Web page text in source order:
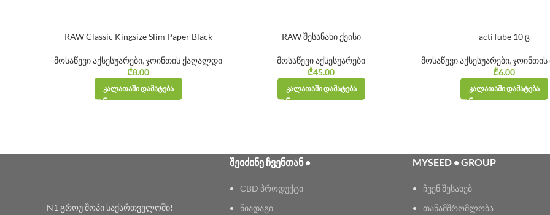
RAW Classic Kingsize Slim Paper Black
მოსაწევი აქსესუარები, ჯოინთის ქაღალდი
₾8.00
ᲙᲐᲚᲐᲗᲐᲨᲘ ᲓᲐᲛᲐᲢᲔᲑᲐ
RAW შესანახი ქეისი
მოსაწევი აქსესუარები
₾45.00
ᲙᲐᲚᲐᲗᲐᲨᲘ ᲓᲐᲛᲐᲢᲔᲑᲐ
actiTube 10 ც
მოსაწევი აქსესუარები,
₾6.00
ᲙᲐᲚᲐᲗᲐᲨᲘ ᲓᲐᲛᲐᲢᲔᲑᲐ
N1 გროუ შოპი საქართველოში!
ᲨᲔᲘᲫᲘᲜᲔ ᲩᲕᲔᲜᲗᲐᲜ •
CBD პროდუქტი
ნიადაგი
MYSEED • GROUP
ჩვენ შესახებ
თანამშრომლობა